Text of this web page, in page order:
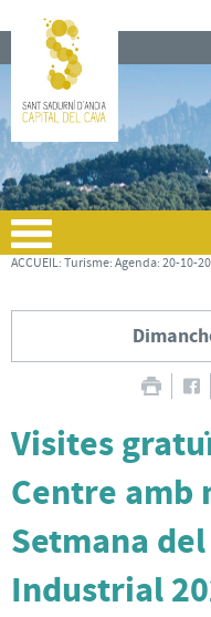
ACCUEIL: Turisme: Agenda: 20-10-
Visites
Centre amb
Setmana
Industrial